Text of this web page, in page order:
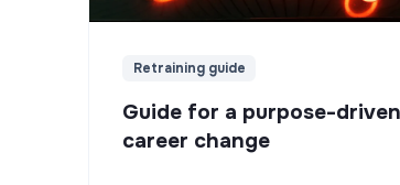
Retraining guide
Guide for a purpose-driven
career change